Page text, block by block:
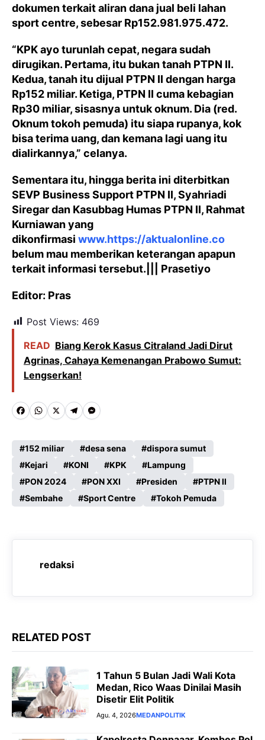
dokumen terkait aliran dana jual beli lahan
sport centre, sebesar Rp152.981.975.472.
“KPK ayo turunlah cepat, negara sudah
dirugikan. Pertama, itu bukan tanah PTPN II.
Kedua, tanah itu dijual PTPN II dengan harga
Rp152 miliar. Ketiga, PTPN II cuma kebagian
Rp30 miliar, sisasnya untuk oknum. Dia (red.
Oknum tokoh pemuda) itu siapa rupanya, kok
bisa terima uang, dan kemana lagi uang itu
dialirkannya,” celanya.
Sementara itu, hingga berita ini diterbitkan
SEVP Business Support PTPN II, Syahriadi
Siregar dan Kasubbag Humas PTPN II, Rahmat
Kurniawan yang
dikonfirmasi www.https://aktualonline.co
belum mau memberikan keterangan apapun
terkait informasi tersebut.||| Prasetiyo
Editor: Pras
Post Views: 469
READ Biang Kerok Kasus Citraland Jadi Dirut
Agrinas, Cahaya Kemenangan Prabowo Sumut:
Lengserkan!
F
c
e
b
o
k
W
a
t
s
A
p
X T
l
e
g
r
m
M
s
s
e
n
e
152 miliar desa sena
dispora sumut
Kejari
KONI KPK
Lampung
PON 2024
PON XXI Presiden
PTPN II
Sembahe
Sport Centre Tokoh Pemuda
redaksi
RELATED POST
1 Tahun 5 Bulan Jadi Wali Kota
Medan, Rico Waas Dinilai Masih
Disetir Elit Politik
Agu. 4, 2026MEDANPOLITIK